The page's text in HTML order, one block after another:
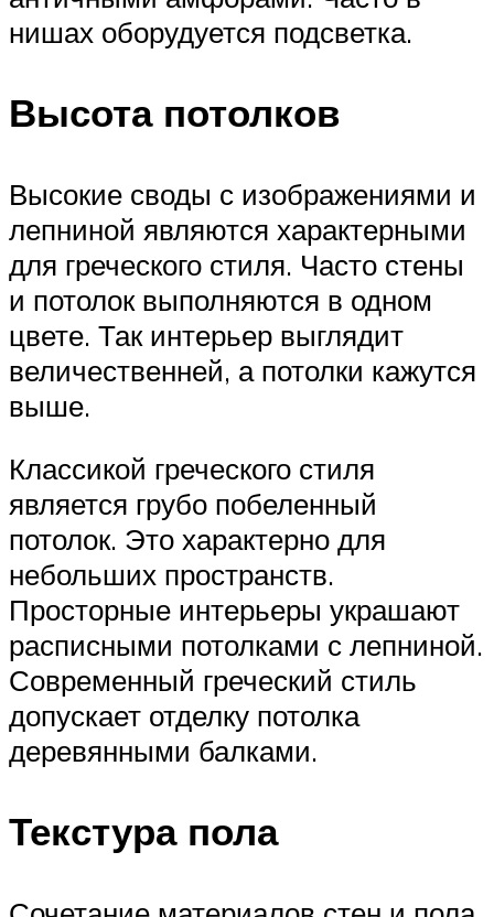
нишах оборудуется подсветка.
Высота потолков
Высокие своды с изображениями и
лепниной являются характерными
для греческого стиля. Часто стены
и потолок выполняются в одном
цвете. Так интерьер выглядит
величественней, а потолки кажутся
выше.
Классикой греческого стиля
является грубо побеленный
потолок. Это характерно для
небольших пространств.
Просторные интерьеры украшают
расписными потолками с лепниной.
Современный греческий стиль
допускает отделку потолка
деревянными балками.
Текстура пола